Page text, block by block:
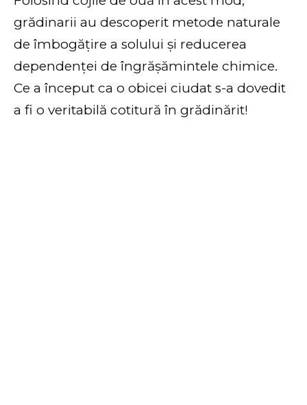
grădinarii au descoperit metode naturale
de îmbogățire a solului și reducerea
dependenței de îngrășămintele chimice.
Ce a început ca o obicei ciudat s-a dovedit
a fi o veritabilă cotitură în grădinărit!